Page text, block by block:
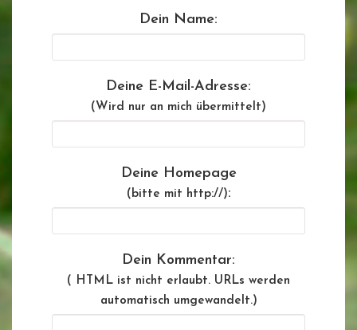
Dein Name:
Deine E-Mail-Adresse:
(Wird nur an mich übermittelt)
Deine Homepage
(bitte mit http://):
Dein Kommentar:
( HTML ist nicht erlaubt. URLs werden
automatisch umgewandelt.)